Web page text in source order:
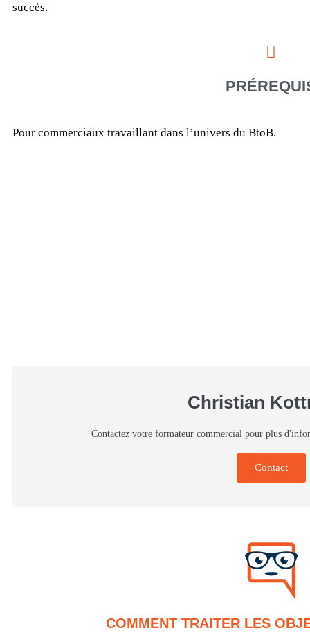
succès.
Pour commerciaux travaillant dans l’univers du BtoB.
Christian
Contactez votre formateur commercial pour plus
Contact
COMMENT TRAITER LES